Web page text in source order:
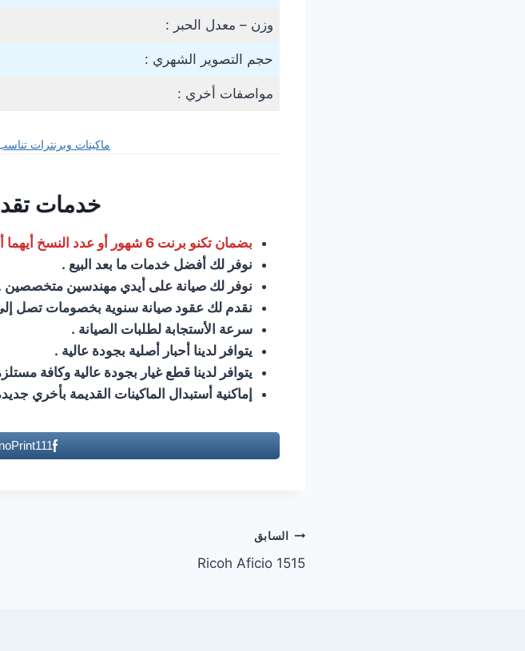
وزن – معدل الحبر :
حجم التصوير الشهري :
مواصفات أخري :
ماكينات وبرنترات
خدمات
بضمان تكنو برنت 6 شهور أو عدد النسخ أيهما أقرب .
نوفر لك أفضل خدمات ما بعد البيع .
نوفر لك صيانة على أيدي مهندسين متخصصين
نقدم لك عقود صيانة سنوية بخصومات تصل إلى
سرعة الأستجابة لطلبات الصيانة .
يتوافر لدينا أحبار أصلية بجودة عالية .
يتوافر لدينا قطع غيار بجودة عالية وكافة
إماكنية أستبدال الماكينات القديمة بأخري
تصفّح
المقالات
السابق
Ricoh Aficio 1515